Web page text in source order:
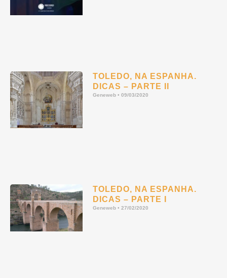
TOLEDO, NA ESPANHA.
DICAS – PARTE II
Geneweb 09/03/2020
TOLEDO, NA ESPANHA.
DICAS – PARTE I
Geneweb 27/02/2020